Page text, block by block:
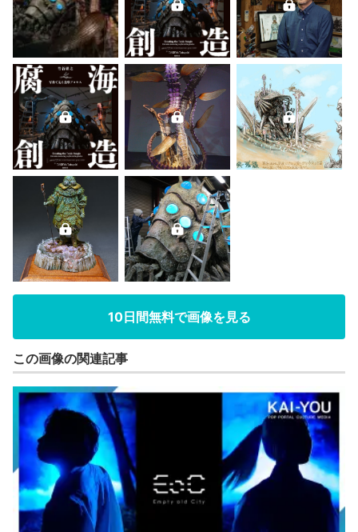
10日間無料で画像を見る
この画像の関連記事